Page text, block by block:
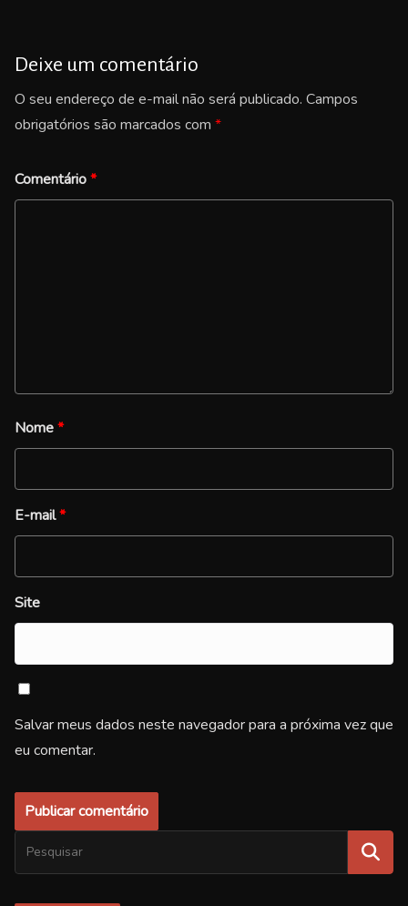
Deixe um comentário
O seu endereço de e-mail não será publicado. Campos
obrigatórios são marcados com *
Comentário*
Nome*
E-mail*
Site
Salvar meus dados neste navegador para a próxima vez que
eu comentar.